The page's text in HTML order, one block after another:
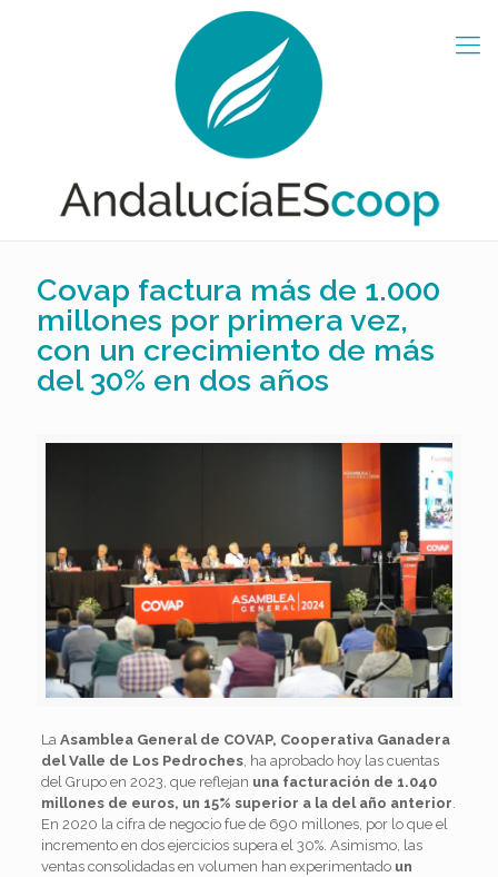
Covap factura más de 1.000
millones por primera vez,
con un crecimiento de más
del 30% en dos años
La Asamblea General de COVAP, Cooperativa Ganadera
del Valle de Los Pedroches, ha aprobado hoy las cuentas
del Grupo en 2023, que reflejan una facturación de 1.040
millones de euros, un 15% superior a la del año anterior
En 2020 la cifra de negocio fue de 690 millones, por lo que el
incremento en dos ejercicios supera el 30%. Asimismo, las
ventas consolidadas en volumen han experimentado un